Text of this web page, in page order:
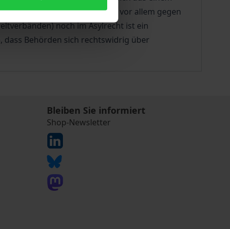
den erhobenen Vorwürfen vor allem gegen
noch im Asylrecht ist ein
Behörden sich rechtswidrig über
Bleiben Sie informiert
Shop-Newsletter